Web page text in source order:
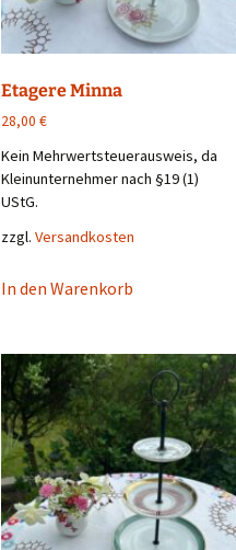
Etagere Minna
28,00 €
Kein Mehrwertsteuerausweis, da
Kleinunternehmer nach §19 (1)
UStG.
zzgl. Versandkosten
In den Warenkorb